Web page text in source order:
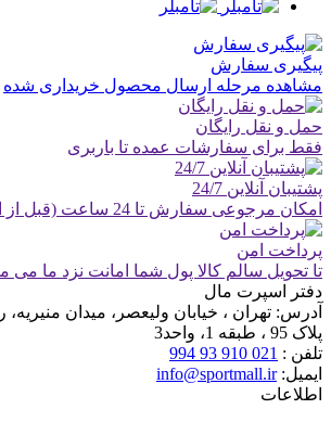
پیگیری سفارش
مشاهده مرحله ارسال محصول خریداری شده
حمل و نقل رایگان
فقط برای سفارشات عمده تا باربری
پشتیبان آنلاین 24/7
امکان مرجوعی سفارش تا 24 ساعت (قبل از ارسال)
پرداخت امن
تا تحویل سالم کالا پول شما امانت نزد ما می
دفتر اسپرت مال
آدرس: تهران ، خیابان ولیعصر، میدان
پلاک 95 ، طبقه 1، واحد3
تلفن : 021 910 93 994
ایمیل:info@sportmall.ir
اطلاعات